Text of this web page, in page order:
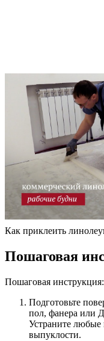
Как приклеить
Пошаговая
Пошаговая инструкция:
Подготовьте
пол, фанера или
Устраните
выпуклости.